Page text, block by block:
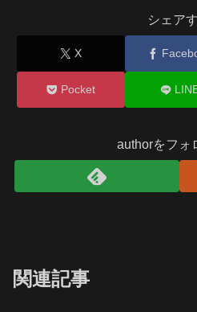
シェア
X
Pocket
authorをフォ
関連記事